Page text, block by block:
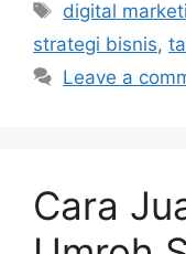
Tags
digital
strategi bisnis,
Leave a
Cara